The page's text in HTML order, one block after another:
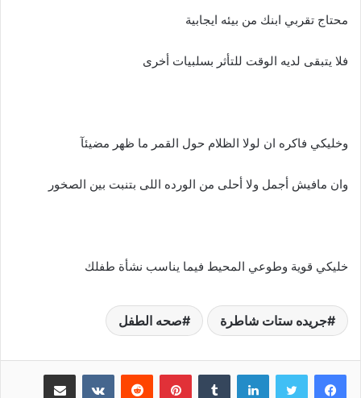
محتاج تقربي ابنك من بيئه ايجابية
فلا يتبقى لديه الوقت للتأثر بسلبيات أخرى
وخليكي فاكره ان لولا الظلام حول القمر ما ظهر مضيئآ
وان مافيش أجمل ولا أحلى من الورده اللى بتنبت بين الصخور
خليكي قوية وطوعي المحيط فيما يناسب نشأة طفلك
جريده ستات شاطرة صحه الطفل
لينكدإن بينتيريست